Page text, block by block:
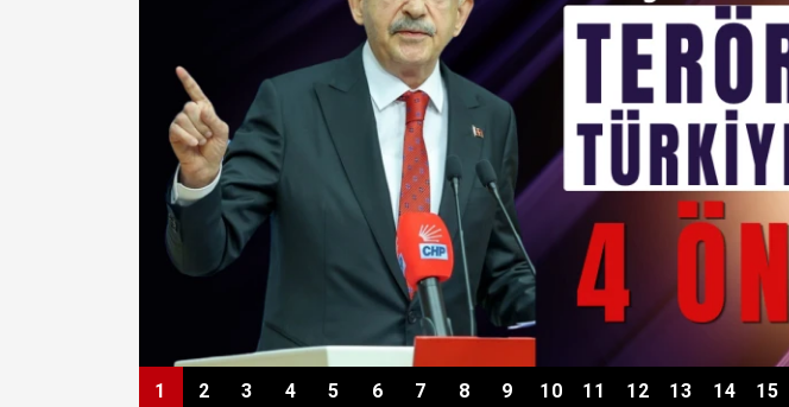
1 2 3 4 5 6 7 8 9 10 11 12 13 14 15